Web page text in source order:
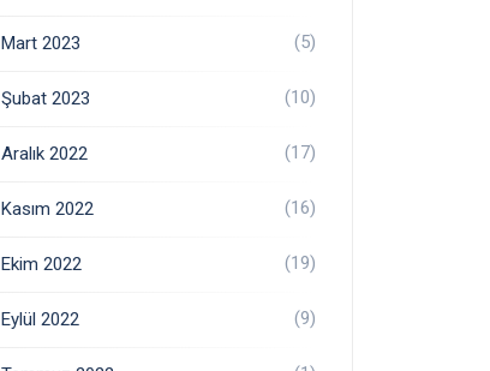
Mart 2023 (5)
Şubat 2023 (10)
Aralık 2022 (17)
Kasım 2022 (16)
Ekim 2022 (19)
Eylül 2022 (9)